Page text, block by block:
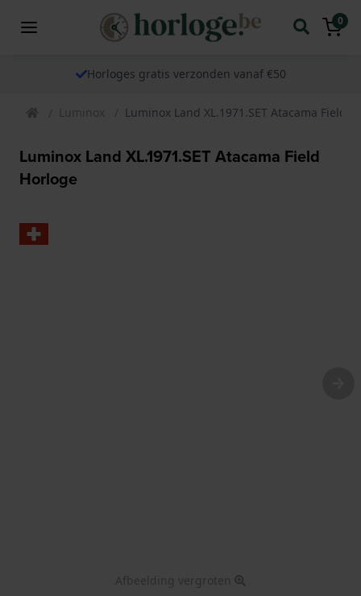
0
Horloges gratis verzonden vanaf €50
Luminox Luminox Land XL.1971.SET Atacama Field
Luminox Land XL.1971.SET Atacama Field
Horloge
Afbeelding vergroten